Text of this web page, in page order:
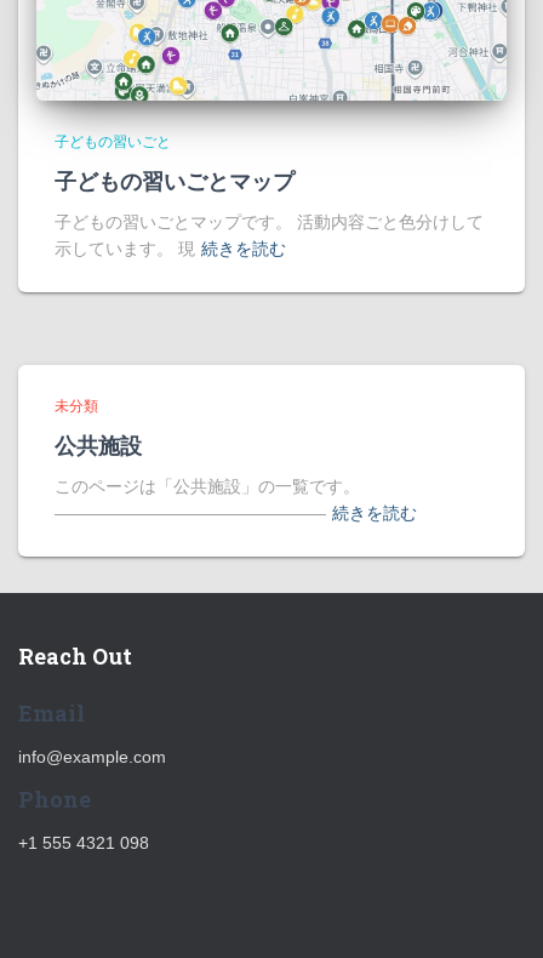
子どもの習いごと
子どもの習いごとマップ
子どもの習いごとマップです。 活動内容ごと色分けして
示しています。 現 続きを読む
未分類
公共施設
このページは「公共施設」の一覧です。
―――――――――――――――― 続きを読む
Reach Out
Email
info@example.com
Phone
+1 555 4321 098